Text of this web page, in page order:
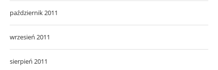
październik 2011
wrzesień 2011
sierpień 2011